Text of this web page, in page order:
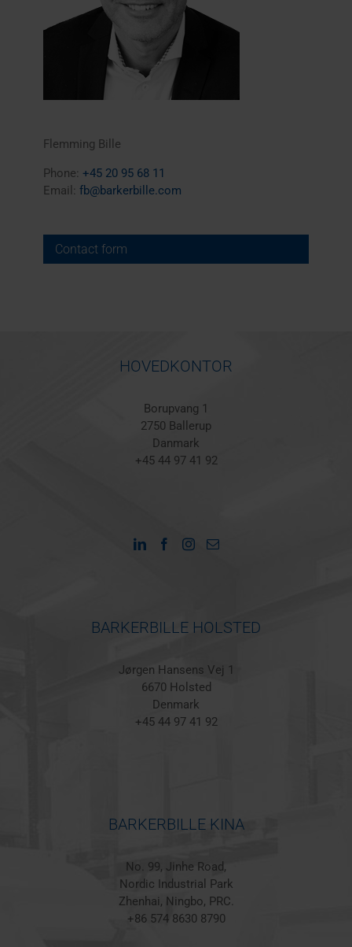
Flemming Bille
Phone: +45 20 95 68 11
Email: fb@barkerbille.com
Contact form
HOVEDKONTOR
Borupvang 1
2750 Ballerup
Danmark
+45 44 97 41 92
BARKERBILLE HOLSTED
Jørgen Hansens Vej 1
6670 Holsted
Denmark
+45 44 97 41 92
BARKERBILLE KINA
No. 99, Jinhe Road,
Nordic Industrial Park
Zhenhai, Ningbo, PRC.
+86 574 8630 8790